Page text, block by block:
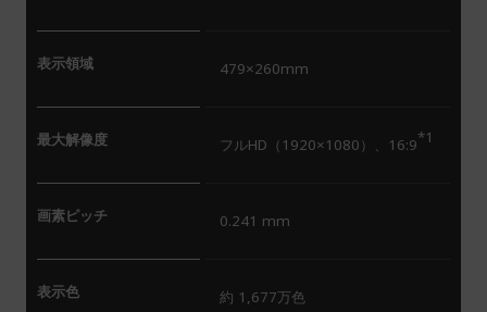
表示領域 479×260mm
最大解像度 フルHD（1920×1080）、16:9*1
画素ピッチ 0.241 mm
表示色 約 1,677万色